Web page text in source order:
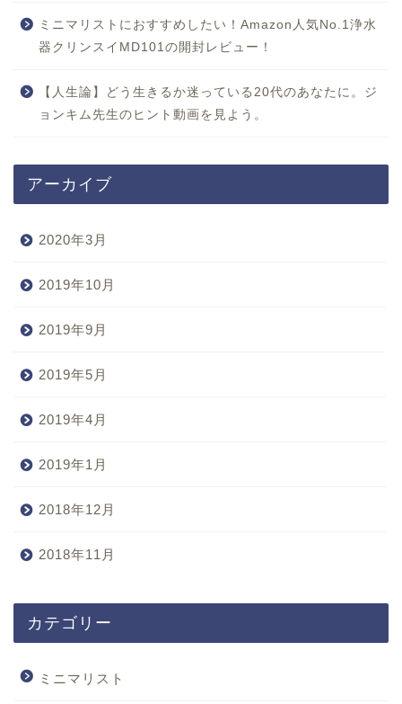
ミニマリストにおすすめしたい！Amazon人気No.1浄水
器クリンスイMD101の開封レビュー！
【人生論】どう生きるか迷っている20代のあなたに。ジ
ョンキム先生のヒント動画を見よう。
アーカイブ
2020年3月
2019年10月
2019年9月
2019年5月
2019年4月
2019年1月
2018年12月
2018年11月
カテゴリー
ミニマリスト